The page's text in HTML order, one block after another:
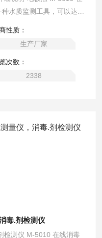
水质监测工具，可以达到
工、塑料、汽车等各行业
性质：
生产厂家
次数：
2338
毒.剂检测仪
检测仪 M-5010 在线消毒